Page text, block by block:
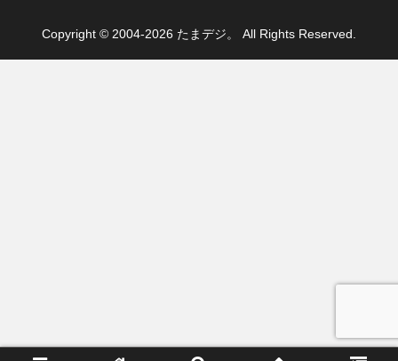
Copyright © 2004-2026 たまデジ。 All Rights Reserved.